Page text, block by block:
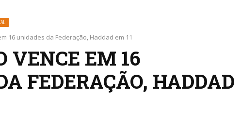
16 unidades da Federação, Haddad em 11
VENCE EM 16
FEDERAÇÃO, HADDAD